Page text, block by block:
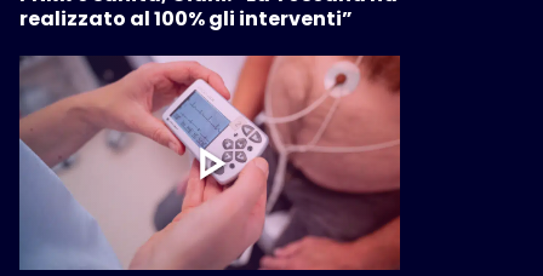
realizzato al 100% gli interventi”